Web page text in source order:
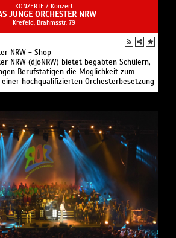
KONZERTE / Konzert
JUNGE ORCHESTER NRW
Krefeld, Brahmsstr. 79
NRW - Shop
NRW (djoNRW) bietet begabten Schülern,
Berufstätigen die Möglichkeit zum
einer hochqualifizierten Orchesterbesetzung